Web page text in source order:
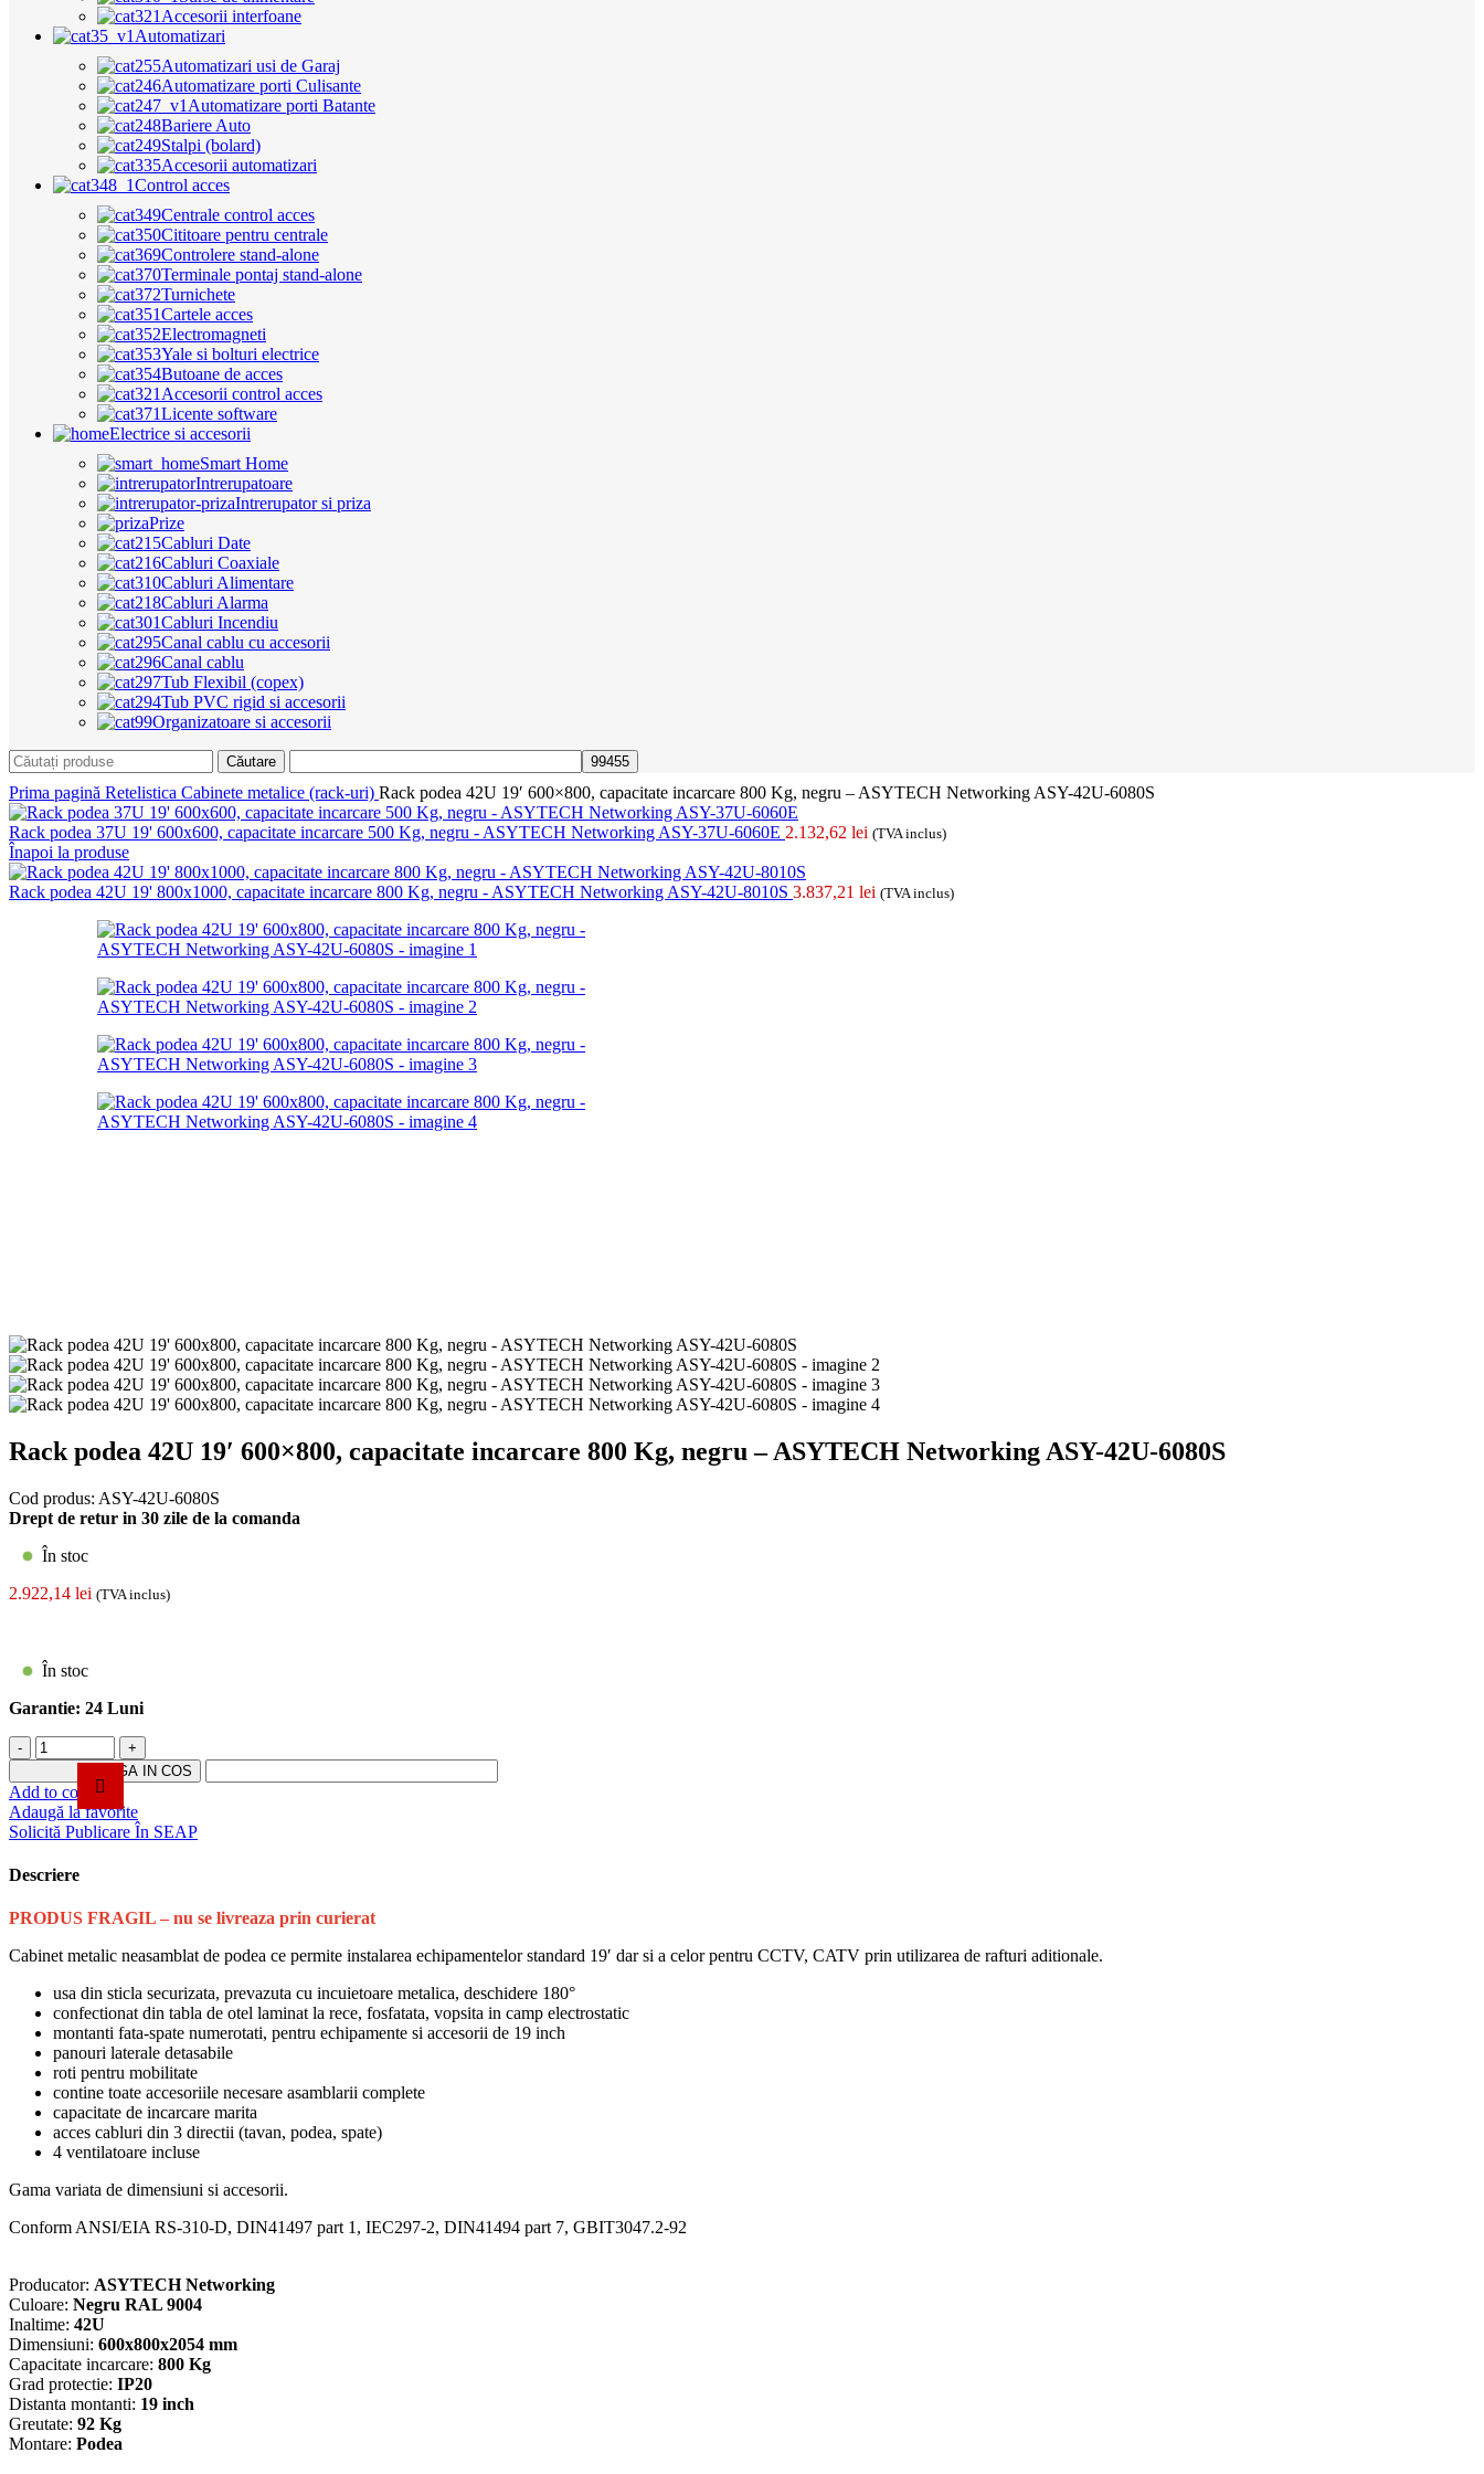
Accesorii interfoane
Automatizari
Automatizari usi de Garaj
Automatizare porti Culisante
Automatizare porti Batante
Bariere Auto
Stalpi (bolard)
Accesorii automatizari
Control acces
Centrale control acces
Cititoare pentru centrale
Controlere stand-alone
Terminale pontaj stand-alone
Turnichete
Cartele acces
Electromagneti
Yale si bolturi electrice
Butoane de acces
Accesorii control acces
Licente software
Electrice si accesorii
Smart Home
Intrerupatoare
Intrerupator si priza
Prize
Cabluri Date
Cabluri Coaxiale
Cabluri Alimentare
Cabluri Alarma
Cabluri Incendiu
Canal cablu cu accesorii
Canal cablu
Tub Flexibil (copex)
Tub PVC rigid si accesorii
Organizatoare si accesorii
Căutare
Prima pagină Retelistica Cabinete metalice (rack-uri) Rack podea 42U 19′ 600×800, capacitate incarcare 800 Kg, negru – ASYTECH Networking ASY-42U-6080S
Rack podea 37U 19' 600x600, capacitate incarcare 500 Kg, negru - ASYTECH Networking ASY-37U-6060E 2.132,62 lei (TVA inclus)
Înapoi la produse
Rack podea 42U 19' 800x1000, capacitate incarcare 800 Kg, negru - ASYTECH Networking ASY-42U-8010S 3.837,21 lei (TVA inclus)
Rack podea 42U 19′ 600×800, capacitate incarcare 800 Kg, negru – ASYTECH Networking ASY-42U-6080S
Cod produs: ASY-42U-6080S
Drept de retur in 30 zile de la comanda
În stoc
2.922,14 lei (TVA inclus)
În stoc
Garantie: 24 Luni
Cantitate
Rack
podea
42U
19'
600x800,
capacitate
incarcare
Kg,
-
ASYTECH
Networking
ASY-
42U-
6080S
ADAUGA IN COS
Add to compare
Adaugă la favorite
Solicită Publicare În SEAP
Descriere
PRODUS FRAGIL – nu se livreaza prin curierat
Cabinet metalic neasamblat de podea ce permite instalarea echipamentelor standard 19′ dar si a celor pentru CCTV, CATV prin utilizarea de rafturi aditionale.
usa din sticla securizata, prevazuta cu incuietoare metalica, deschidere 180°
confectionat din tabla de otel laminat la rece, fosfatata, vopsita in camp electrostatic
montanti fata-spate numerotati, pentru echipamente si accesorii de 19 inch
panouri laterale detasabile
roti pentru mobilitate
contine toate accesoriile necesare asamblarii complete
capacitate de incarcare marita
acces cabluri din 3 directii (tavan, podea, spate)
4 ventilatoare incluse
Gama variata de dimensiuni si accesorii.
Conform ANSI/EIA RS-310-D, DIN41497 part 1, IEC297-2, DIN41494 part 7, GBIT3047.2-92
Producator: ASYTECH Networking
Culoare: Negru RAL 9004
Inaltime: 42U
Dimensiuni: 600x800x2054 mm
Capacitate incarcare: 800 Kg
Grad protectie: IP20
Distanta montanti: 19 inch
Greutate: 92 Kg
Montare: Podea